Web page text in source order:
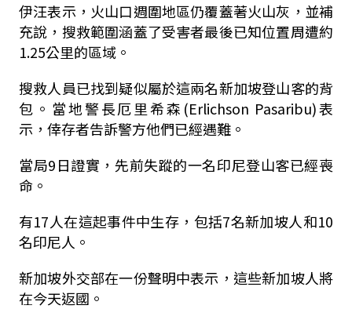
伊汪表示，火山口週圍地區仍覆蓋著火山灰，並補
充說，搜救範圍涵蓋了受害者最後已知位置周遭約
1.25公里的區域。
搜救人員已找到疑似屬於這兩名新加坡登山客的背
包。當地警長厄里希森(Erlichson Pasaribu)表
示，倖存者告訴警方他們已經遇難。
當局9日證實，先前失蹤的一名印尼登山客已經喪
命。
有17人在這起事件中生存，包括7名新加坡人和10
名印尼人。
新加坡外交部在一份聲明中表示，這些新加坡人將
在今天返國。